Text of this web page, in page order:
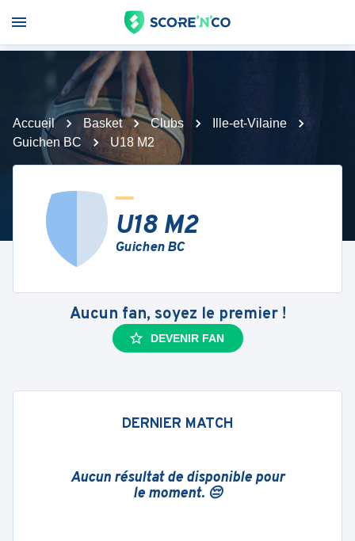
Accueil Basket Clubs
Ille-et-Vilaine
Guichen BC
U18 M2
U18 M2
Guichen BC
Aucun fan, soyez le premier !
DEVENIR FAN
DERNIER MATCH
Aucun résultat de disponible pour
le moment. 😔